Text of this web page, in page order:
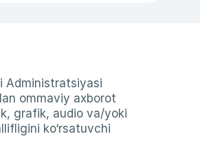
Administratsiyasi
ommaviy axborot
grafik, audio va/yoki
ko‘rsatuvchi